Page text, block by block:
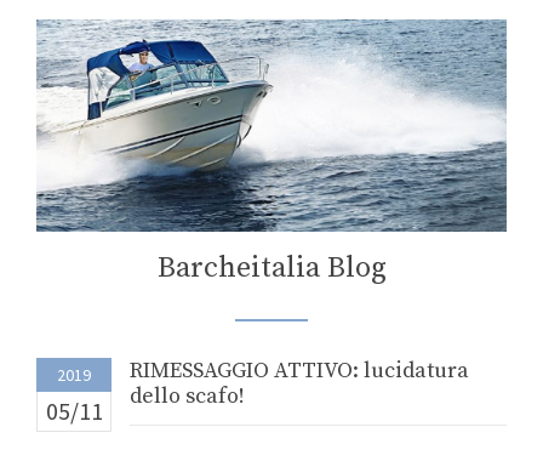
Barcheitalia Blog
2019
05/11
RIMESSAGGIO ATTIVO: lucidatura
dello scafo!